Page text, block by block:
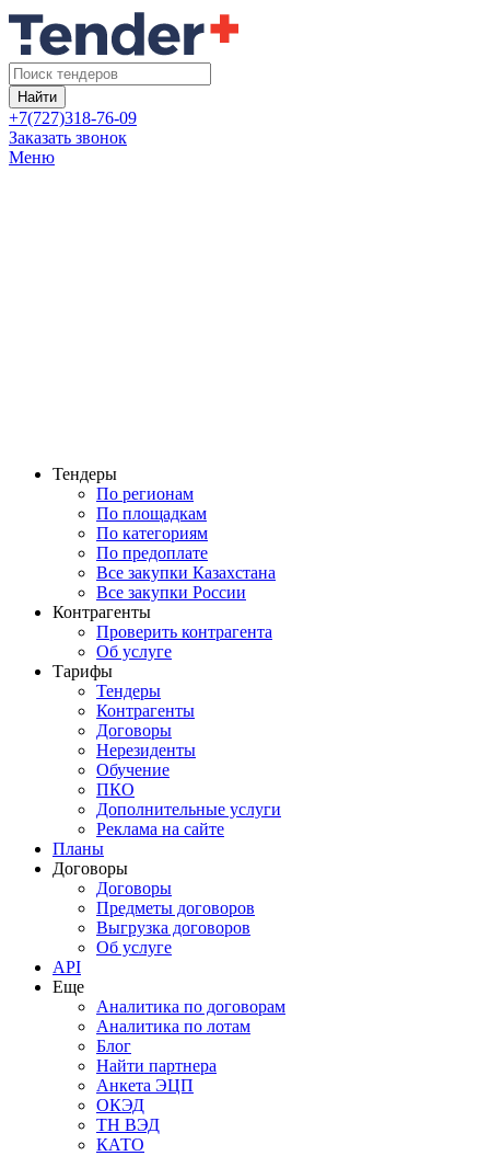
Найти
+7(727)318-76-09
Заказать звонок
Меню
Тендеры
По регионам
По площадкам
По категориям
По предоплате
Все закупки Казахстана
Все закупки России
Контрагенты
Проверить контрагента
Об услуге
Тарифы
Тендеры
Контрагенты
Договоры
Нерезиденты
Обучение
ПКО
Дополнительные услуги
Реклама на сайте
Планы
Договоры
Договоры
Предметы договоров
Выгрузка договоров
Об услуге
API
Еще
Аналитика по договорам
Аналитика по лотам
Блог
Найти партнера
Анкета ЭЦП
ОКЭД
ТН ВЭД
КАТО